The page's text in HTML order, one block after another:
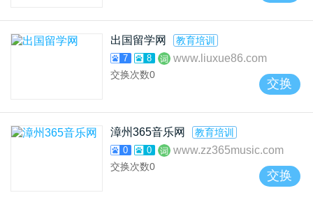
出国留学网 教育培训
7 8 www.liuxue86.com
交换次数0
交换
漳州365音乐网 教育培训
0 0 www.zz365music.com
交换次数0
交换